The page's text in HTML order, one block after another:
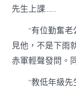
先生上課……
“有位勤奮
見他，不是下雨
赤軍輕聲發問。
“教低年級